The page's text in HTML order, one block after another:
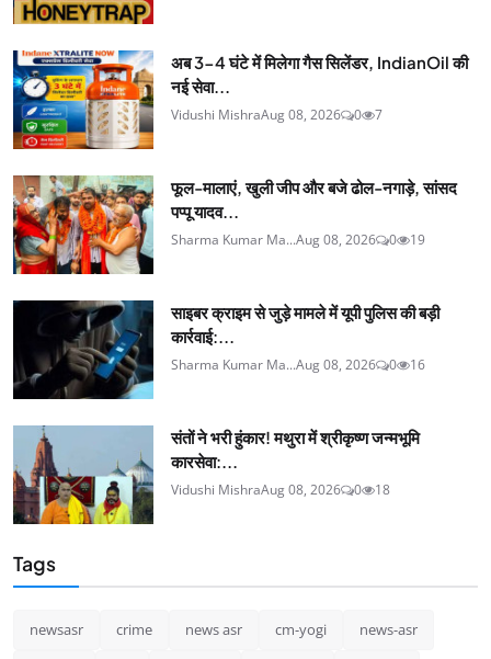
अब 3-4 घंटे में मिलेगा गैस सिलेंडर, IndianOil की
नई सेवा...
Vidushi MishraAug 08, 2026 0 7
फूल-मालाएं, खुली जीप और बजे ढोल-नगाड़े, सांसद
पप्पू यादव...
Sharma Kumar Ma...Aug 08, 2026 0 19
साइबर क्राइम से जुड़े मामले में यूपी पुलिस की बड़ी
कार्रवाई:...
Sharma Kumar Ma...Aug 08, 2026 0 16
संतों ने भरी हुंकार! मथुरा में श्रीकृष्ण जन्मभूमि
कारसेवा:...
Vidushi MishraAug 08, 2026 0 18
Tags
newsasr crime news asr cm-yogi news-asr